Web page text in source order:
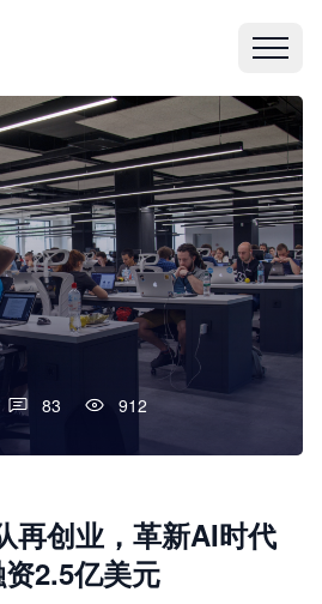
83 912
再创业，革新AI时代
2.5亿美元